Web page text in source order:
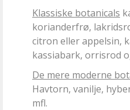
Klassiske botanicals
korianderfrø,
citron eller appelsin,
kassiabark, orrisrod
De mere moderne
Havtorn, vanilje,
mfl.